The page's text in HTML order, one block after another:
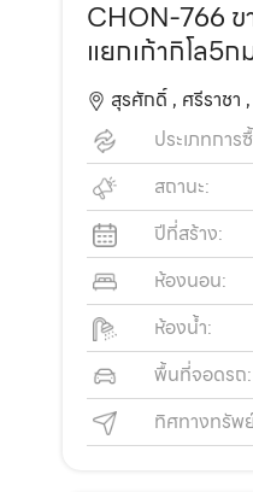
CHON-766
แยกเก้ากิโล5
สุรศักดิ์ , ศรีราชา ,
ประเภทการ
สถานะ:
ปีที่สร้าง:
ห้องนอน:
ห้องน้ำ:
พื้นที่จอดรถ:
ทิศทางทรัพ